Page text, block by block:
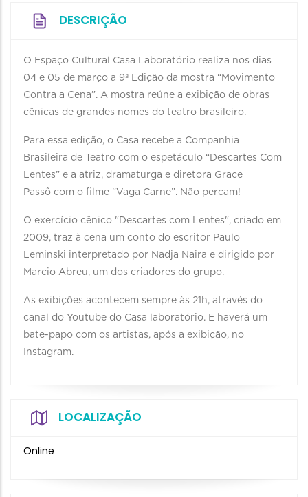
DESCRIÇÃO
O Espaço Cultural Casa Laboratório realiza nos dias
04 e 05 de março a 9ª Edição da mostra “Movimento
Contra a Cena”. A mostra reúne a exibição de obras
cênicas de grandes nomes do teatro brasileiro.
Para essa edição, o Casa recebe a Companhia
Brasileira de Teatro com o espetáculo “Descartes Com
Lentes” e a atriz, dramaturga e diretora Grace
Passô com o filme “Vaga Carne”. Não percam!
O exercício cênico "Descartes com Lentes", criado em
2009, traz à cena um conto do escritor Paulo
Leminski interpretado por Nadja Naira e dirigido por
Marcio Abreu, um dos criadores do grupo.
As exibições acontecem sempre às 21h, através do
canal do Youtube do Casa laboratório. E haverá um
bate-papo com os artistas, após a exibição, no
Instagram.
LOCALIZAÇÃO
Online